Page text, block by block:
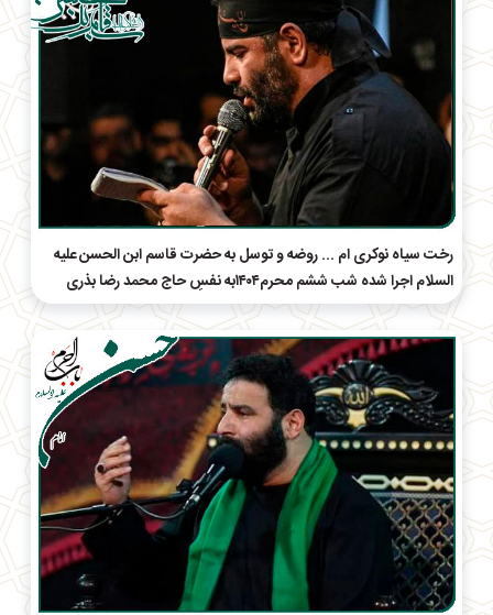
رخت سیاه نو‌کری ام ... روضه و توسل به حضرت قاسم ابن الحسن علیه
السلام اجرا شده شب ششم محرم۱۴۰۴به نفسِ حاج‌ محمد رضا بذری